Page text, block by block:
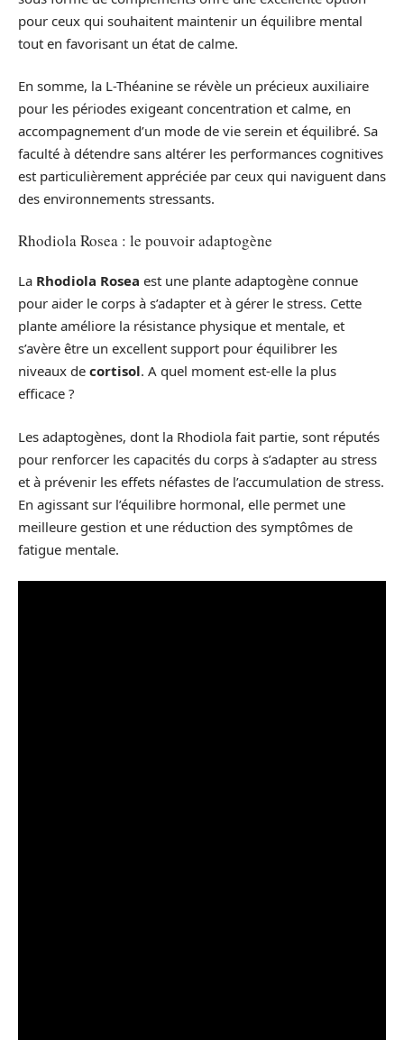
pour ceux qui souhaitent maintenir un équilibre mental
tout en favorisant un état de calme.
En somme, la L-Théanine se révèle un précieux auxiliaire
pour les périodes exigeant concentration et calme, en
accompagnement d’un mode de vie serein et équilibré. Sa
faculté à détendre sans altérer les performances cognitives
est particulièrement appréciée par ceux qui naviguent dans
des environnements stressants.
Rhodiola Rosea : le pouvoir adaptogène
La Rhodiola Rosea est une plante adaptogène connue
pour aider le corps à s’adapter et à gérer le stress. Cette
plante améliore la résistance physique et mentale, et
s’avère être un excellent support pour équilibrer les
niveaux de cortisol. A quel moment est-elle la plus
efficace ?
Les adaptogènes, dont la Rhodiola fait partie, sont réputés
pour renforcer les capacités du corps à s’adapter au stress
et à prévenir les effets néfastes de l’accumulation de stress.
En agissant sur l’équilibre hormonal, elle permet une
meilleure gestion et une réduction des symptômes de
fatigue mentale.